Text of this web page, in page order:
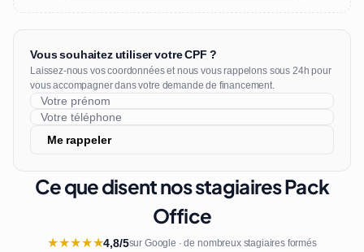
Vous souhaitez utiliser votre CPF ?
Laissez-nous vos coordonnées et nous vous rappelons sous 24h pour
vous accompagner dans votre demande de financement.
Me rappeler
Ce que disent nos stagiaires Pack
Office
★★★★★4,8/5sur Google · de nombreux stagiaires formés